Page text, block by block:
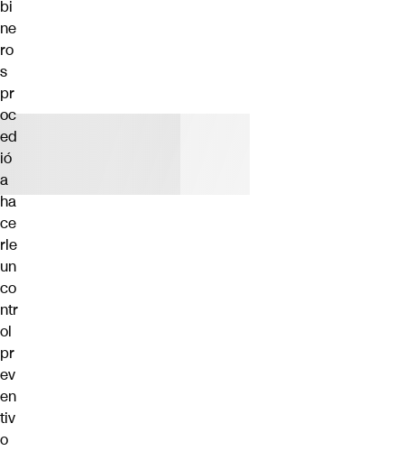
bi
ne
ro
s
pr
oc
ed
ió
a
ha
ce
rle
un
co
ntr
ol
pr
ev
en
tiv
o